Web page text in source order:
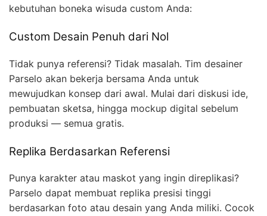
kebutuhan boneka wisuda custom Anda:
Custom Desain Penuh dari Nol
Tidak punya referensi? Tidak masalah. Tim desainer
Parselo akan bekerja bersama Anda untuk
mewujudkan konsep dari awal. Mulai dari diskusi ide,
pembuatan sketsa, hingga mockup digital sebelum
produksi — semua gratis.
Replika Berdasarkan Referensi
Punya karakter atau maskot yang ingin direplikasi?
Parselo dapat membuat replika presisi tinggi
berdasarkan foto atau desain yang Anda miliki. Cocok